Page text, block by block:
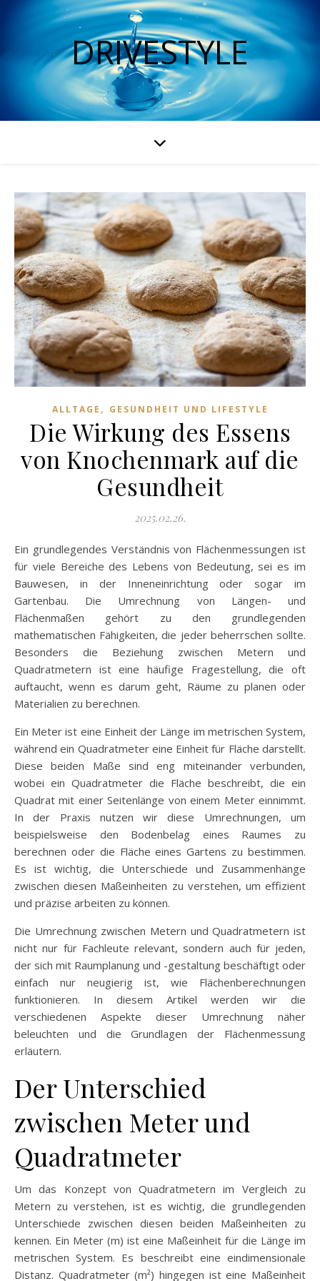
DRIVESTYLE
ALLTAGE , GESUNDHEIT UND LIFESTYLE
Die Wirkung des Essens
von Knochenmark auf die
Gesundheit
2025.02.26.
Ein grundlegendes Verständnis von Flächenmessungen ist
für viele Bereiche des Lebens von Bedeutung, sei es im
Bauwesen, in der Inneneinrichtung oder sogar im
Gartenbau. Die Umrechnung von Längen- und
Flächenmaßen gehört zu den grundlegenden
mathematischen Fähigkeiten, die jeder beherrschen sollte.
Besonders die Beziehung zwischen Metern und
Quadratmetern ist eine häufige Fragestellung, die oft
auftaucht, wenn es darum geht, Räume zu planen oder
Materialien zu berechnen.
Ein Meter ist eine Einheit der Länge im metrischen System,
während ein Quadratmeter eine Einheit für Fläche darstellt.
Diese beiden Maße sind eng miteinander verbunden,
wobei ein Quadratmeter die Fläche beschreibt, die ein
Quadrat mit einer Seitenlänge von einem Meter einnimmt.
In der Praxis nutzen wir diese Umrechnungen, um
beispielsweise den Bodenbelag eines Raumes zu
berechnen oder die Fläche eines Gartens zu bestimmen.
Es ist wichtig, die Unterschiede und Zusammenhänge
zwischen diesen Maßeinheiten zu verstehen, um effizient
und präzise arbeiten zu können.
Die Umrechnung zwischen Metern und Quadratmetern ist
nicht nur für Fachleute relevant, sondern auch für jeden,
der sich mit Raumplanung und -gestaltung beschäftigt oder
einfach nur neugierig ist, wie Flächenberechnungen
funktionieren. In diesem Artikel werden wir die
verschiedenen Aspekte dieser Umrechnung näher
beleuchten und die Grundlagen der Flächenmessung
erläutern.
Der Unterschied
zwischen Meter und
Quadratmeter
Um das Konzept von Quadratmetern im Vergleich zu
Metern zu verstehen, ist es wichtig, die grundlegenden
Unterschiede zwischen diesen beiden Maßeinheiten zu
kennen. Ein Meter (m) ist eine Maßeinheit für die Länge im
metrischen System. Es beschreibt eine eindimensionale
Distanz. Quadratmeter (m²) hingegen ist eine Maßeinheit